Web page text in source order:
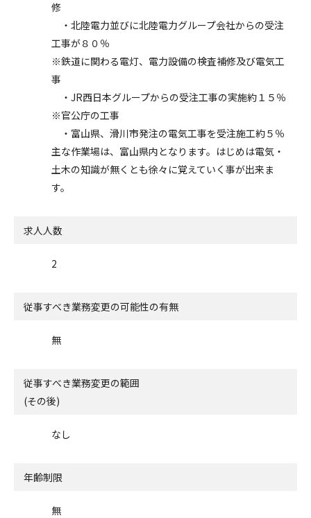
修
・北陸電力並びに北陸電力グループ会社からの受注
工事が８０％
※鉄道に関わる電灯、電力設備の検査補修及び電気工
事
・JR西日本グループからの受注工事の実施約１５％
※官公庁の工事
・富山県、滑川市発注の電気工事を受注施工約５％
主な作業場は、富山県内となります。はじめは電気・
土木の知識が無くとも徐々に覚えていく事が出来ま
す。
求人人数
2
従事すべき業務変更の可能性の有無
無
従事すべき業務変更の範囲
(その後)
なし
年齢制限
無